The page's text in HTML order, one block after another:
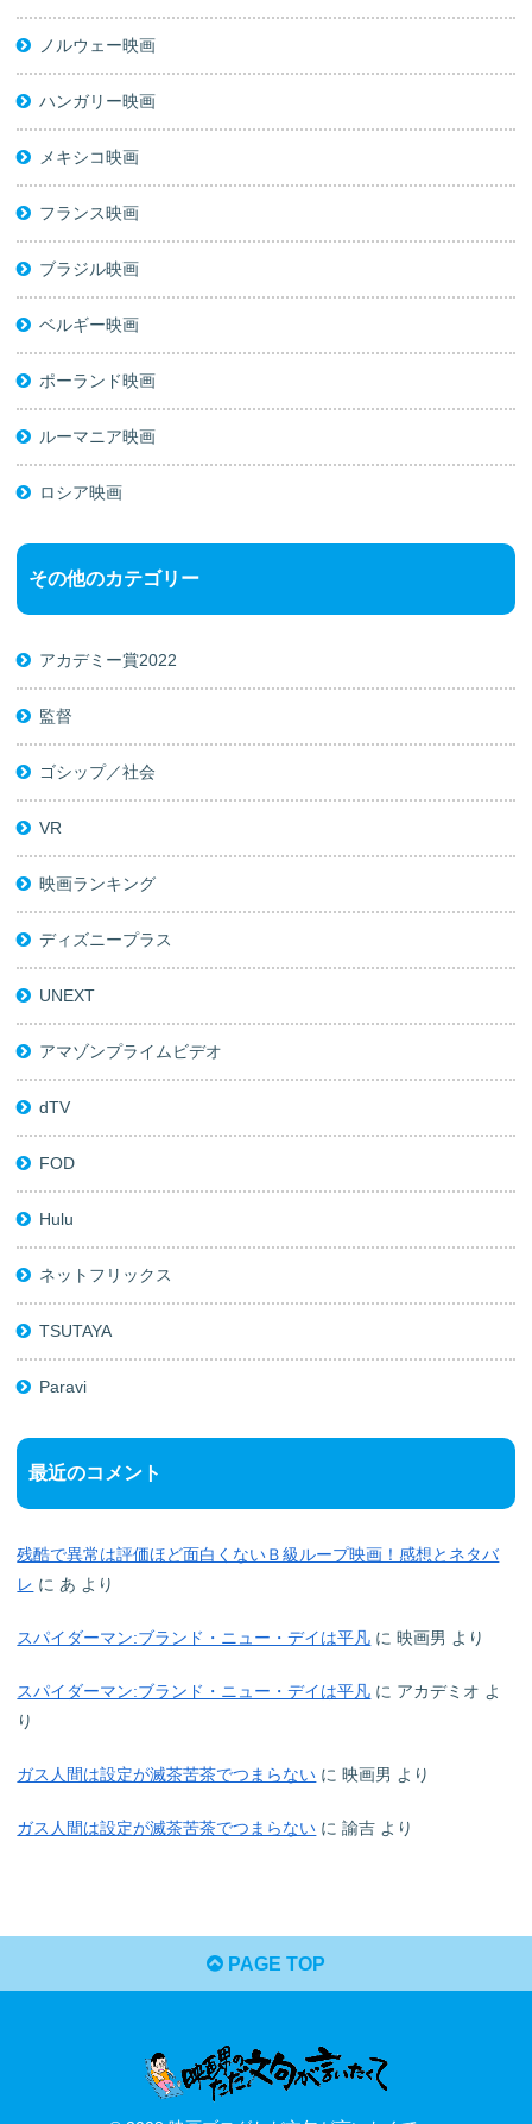
ノルウェー映画
ハンガリー映画
メキシコ映画
フランス映画
ブラジル映画
ベルギー映画
ポーランド映画
ルーマニア映画
ロシア映画
その他のカテゴリー
アカデミー賞2022
監督
ゴシップ／社会
VR
映画ランキング
ディズニープラス
UNEXT
アマゾンプライムビデオ
dTV
FOD
Hulu
ネットフリックス
TSUTAYA
Paravi
最近のコメント
残酷で異常は評価ほど面白くないＢ級ループ映画！感想とネタバ
レ に あ より
スパイダーマン:ブランド・ニュー・デイは平凡 に映画男 より
スパイダーマン:ブランド・ニュー・デイは平凡 に アカデミオ よ
り
ガス人間は設定が滅茶苦茶でつまらない に映画男 より
ガス人間は設定が滅茶苦茶でつまらない に諭吉 より
PAGE TOP